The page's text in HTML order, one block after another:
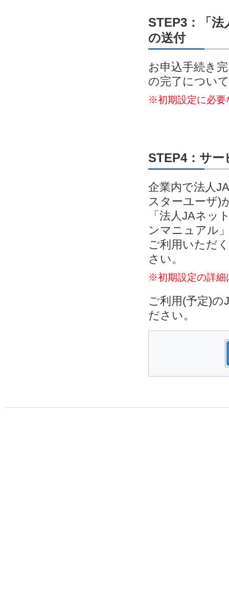
STEP3：「
の送付
お申込手続き
の完了につい
※初期設定に必要
STEP4：サー
企業内で法人
スターユーザ)
「法人JAネッ
ンマニュアル
ご利用いただ
さい。
※初期設定の詳細
ご利用(予定)
ださい。